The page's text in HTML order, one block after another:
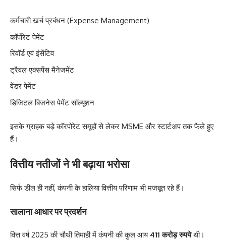
कर्मचारी खर्च प्रबंधन (Expense Management)
कॉर्पोरेट पेमेंट
रिवॉर्ड एवं इंसेंटिव
ट्रैवल एक्सपेंस मैनेजमेंट
वेंडर पेमेंट
डिजिटल बिजनेस पेमेंट सॉल्यूशन
इसके ग्राहक बड़े कॉरपोरेट समूहों से लेकर MSME और स्टार्टअप तक फैले हुए
हैं।
वित्तीय नतीजों ने भी बढ़ाया भरोसा
सिर्फ डील ही नहीं, कंपनी के हालिया वित्तीय परिणाम भी मजबूत रहे हैं।
सालाना आधार पर प्रदर्शन
वित्त वर्ष 2025 की चौथी तिमाही में कंपनी की कुल आय 411 करोड़ रुपयेथी।